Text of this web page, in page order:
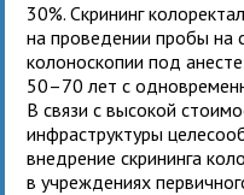
30%. Скрининг
на проведении пробы на
колоноскопии под
50–70 лет с
В связи с высокой
инфраструктуры
внедрение скрининга
в учреждениях